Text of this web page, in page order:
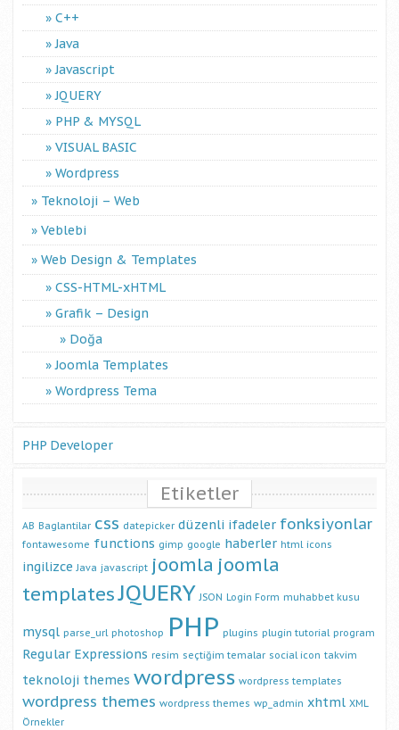
C++
Java
Javascript
JQUERY
PHP & MYSQL
VISUAL BASIC
Wordpress
Teknoloji – Web
Veblebi
Web Design & Templates
CSS-HTML-xHTML
Grafik – Design
Doğa
Joomla Templates
Wordpress Tema
PHP Developer
Etiketler
AB Baglantilar css datepicker düzenli ifadeler fonksiyonlar
fontawesome functions gimp google haberler html icons
ingilizce Java javascript joomla joomla
templatesJQUERY JSON Login Form muhabbet kusu
mysql parse_url photoshop PHP plugins plugin tutorial program
Regular Expressions resim seçtiğim temalar social icon takvim
teknoloji themes wordpress wordpress templates
wordpress themes wordpress themes wp_admin xhtml XML
Örnekler